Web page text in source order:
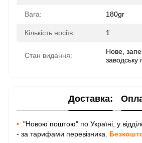
Вага: 180gr
Кількість носіїв: 1
Стан видання:
Нове,
заводську
Доставка:
• "Новою поштою" по Україні, у
- за тарифами перевізника.